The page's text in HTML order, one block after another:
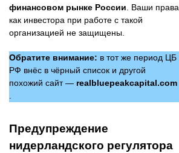
финансовом рынке России . Ваши права
как инвестора при работе с такой
организацией не защищены.
Обратите внимание: в тот же период ЦБ
РФ внёс в чёрный список и другой
похожий сайт — realbluepeakcapital.com
Предупреждение
нидерландского регулятора